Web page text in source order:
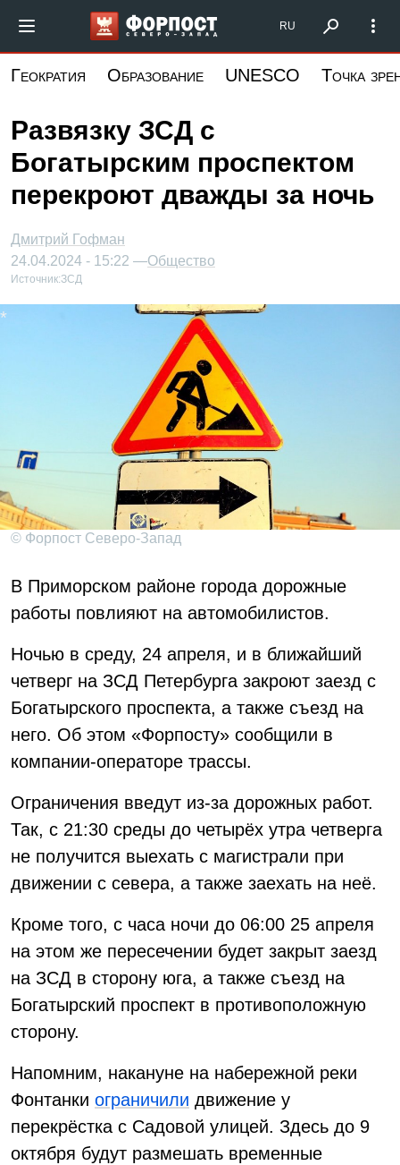
основному
Форпост Северо-Запад
RU
Геократия Образование UNESCO Точка
Развязку ЗСД с
Богатырским проспектом
перекроют дважды за ночь
Дмитрий Гофман
24.04.2024 - 15:22 —Общество
Источник:ЗСД
© Форпост Северо-Запад
В Приморском районе города дорожные
работы повлияют на автомобилистов.
Ночью в среду, 24 апреля, и в ближайший
четверг на ЗСД Петербурга закроют заезд с
Богатырского проспекта, а также съезд на
него. Об этом «Форпосту» сообщили в
компании-операторе трассы.
Ограничения введут из-за дорожных работ.
Так, с 21:30 среды до четырёх утра четверга
не получится выехать с магистрали при
движении с севера, а также заехать на неё.
Кроме того, с часа ночи до 06:00 25 апреля
на этом же пересечении будет закрыт заезд
на ЗСД в сторону юга, а также съезд на
Богатырский проспект в противоположную
сторону.
Напомним, накануне на набережной реки
Фонтанки ограничили движение у
перекрёстка с Садовой улицей. Здесь до 9
октября будут размешать временные